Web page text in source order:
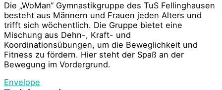
Die „WoMan“ Gymnastikgruppe des TuS Fellinghausen
besteht aus Männern und Frauen jeden Alters und
trifft sich wöchentlich. Die Gruppe bietet eine
Mischung aus Dehn-, Kraft- und
Koordinationsübungen, um die Beweglichkeit und
Fitness zu fördern. Hier steht der Spaß an der
Bewegung im Vordergrund.
Envelope